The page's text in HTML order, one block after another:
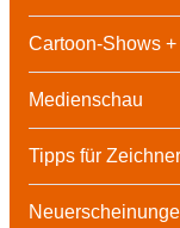
Cartoon-Shows
Medienschau
Tipps für